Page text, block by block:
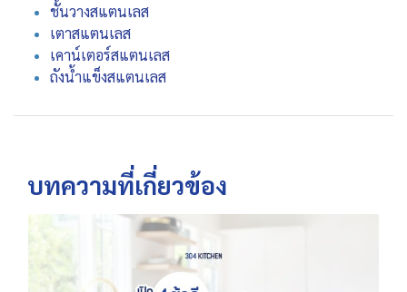
ชั้นวางสแตนเลส
เตาสแตนเลส
เคาน์เตอร์สแตนเลส
ถังน้ำแข็งสแตนเลส
บทความที่เกี่ยวข้อง